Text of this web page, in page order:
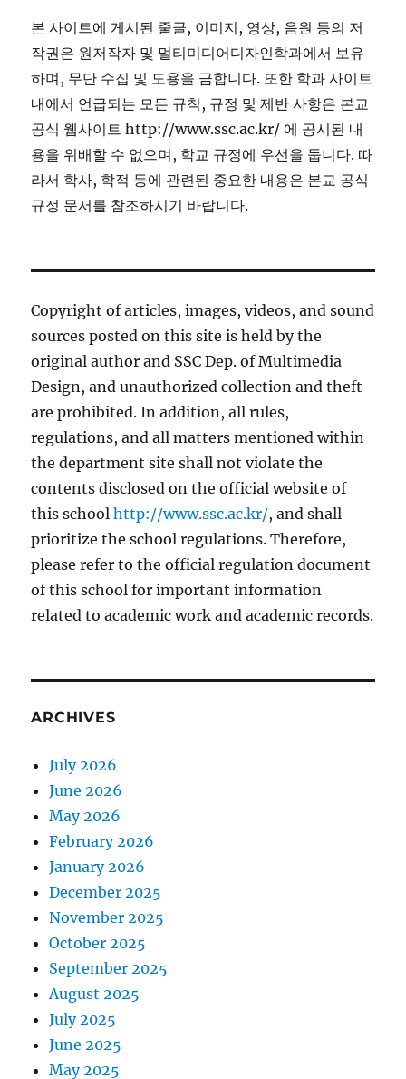
본 사이트에 게시된 줄글, 이미지, 영상, 음원 등의 저
작권은 원저작자 및 멀티미디어디자인학과에서 보유
하며, 무단 수집 및 도용을 금합니다. 또한 학과 사이트
내에서 언급되는 모든 규칙, 규정 및 제반 사항은 본교
공식 웹사이트 http://www.ssc.ac.kr/ 에 공시된 내
용을 위배할 수 없으며, 학교 규정에 우선을 둡니다. 따
라서 학사, 학적 등에 관련된 중요한 내용은 본교 공식
규정 문서를 참조하시기 바랍니다.
Copyright of articles, images, videos, and sound
sources posted on this site is held by the
original author and SSC Dep. of Multimedia
Design, and unauthorized collection and theft
are prohibited. In addition, all rules,
regulations, and all matters mentioned within
the department site shall not violate the
contents disclosed on the official website of
this schoolhttp://www.ssc.ac.kr/, and shall
prioritize the school regulations. Therefore,
please refer to the official regulation document
of this school for important information
related to academic work and academic records.
ARCHIVES
July 2026
June 2026
May 2026
February 2026
January 2026
December 2025
November 2025
October 2025
September 2025
August 2025
July 2025
June 2025
May 2025